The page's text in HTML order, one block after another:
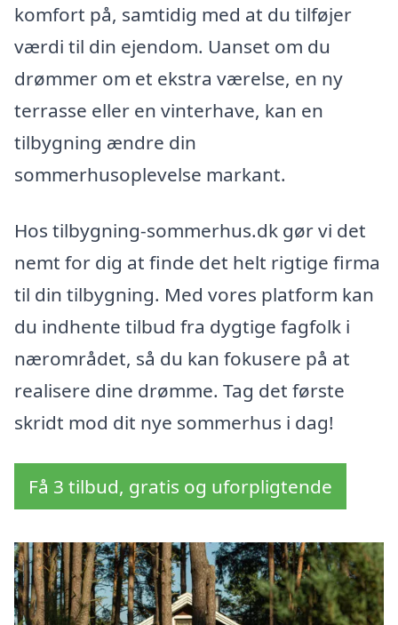
komfort på, samtidig med at du tilføjer
værdi til din ejendom. Uanset om du
drømmer om et ekstra værelse, en ny
terrasse eller en vinterhave, kan en
tilbygning ændre din
sommerhusoplevelse markant.
Hos tilbygning-sommerhus.dk gør vi det
nemt for dig at finde det helt rigtige firma
til din tilbygning. Med vores platform kan
du indhente tilbud fra dygtige fagfolk i
nærområdet, så du kan fokusere på at
realisere dine drømme. Tag det første
skridt mod dit nye sommerhus i dag!
Få 3 tilbud, gratis og uforpligtende